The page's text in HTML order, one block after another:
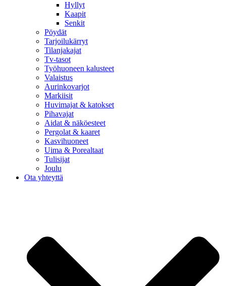
Hyllyt
Kaapit
Senkit
Pöydät
Tarjoilukärryt
Tilanjakajat
Tv-tasot
Työhuoneen kalusteet
Valaistus
Aurinkovarjot
Markiisit
Huvimajat & katokset
Pihavajat
Aidat & näköesteet
Pergolat & kaaret
Kasvihuoneet
Uima & Porealtaat
Tulisijat
Joulu
Ota yhteyttä